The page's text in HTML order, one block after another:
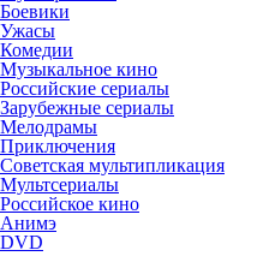
Боевики
Ужасы
Комедии
Музыкальное кино
Российские сериалы
Зарубежные сериалы
Мелодрамы
Приключения
Советская мультипликация
Мультсериалы
Российское кино
Анимэ
DVD